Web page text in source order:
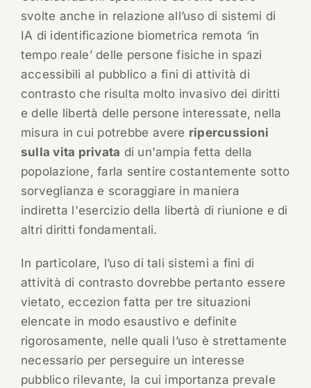
svolte anche in relazione all’uso di sistemi di
IA di identificazione biometrica remota ‘in
tempo reale’ delle persone fisiche in spazi
accessibili al pubblico a fini di attività di
contrasto che risulta molto invasivo dei diritti
e delle libertà delle persone interessate, nella
misura in cui potrebbe avere ripercussioni
sulla vita privata di un'ampia fetta della
popolazione, farla sentire costantemente sotto
sorveglianza e scoraggiare in maniera
indiretta l'esercizio della libertà di riunione e di
altri diritti fondamentali.
In particolare, l’uso di tali sistemi a fini di
attività di contrasto dovrebbe pertanto essere
vietato, eccezion fatta per tre situazioni
elencate in modo esaustivo e definite
rigorosamente, nelle quali l’uso è strettamente
necessario per perseguire un interesse
pubblico rilevante, la cui importanza prevale